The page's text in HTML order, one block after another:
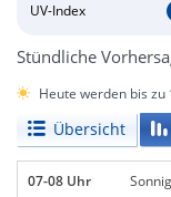
UV-Index
Stündliche
Heute werden bis
Übersicht
07-08 Uhr Sonnig